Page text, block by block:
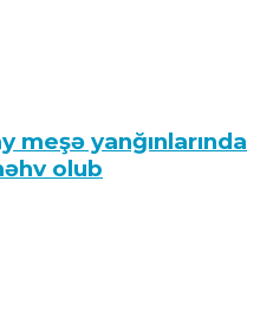
meşə yanğınlarında
olub